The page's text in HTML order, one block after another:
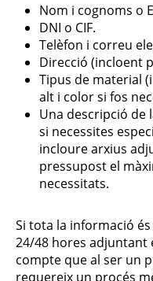
Nom i cognoms o
DNI o CIF.
Telèfon i correu
Direcció (incloent
Tipus de material
alt i color si fos
Una descripció de
si necessites
incloure arxius
pressupost el
necessitats.
Si tota la informació
24/48 hores adjuntant
compte que al ser un
requereix un procés